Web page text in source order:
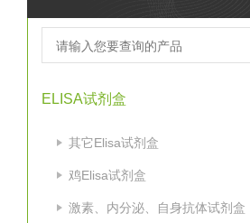
ELISA试剂盒
其它Elisa试剂盒
鸡Elisa试剂盒
激素、内分泌、自身抗体试剂盒